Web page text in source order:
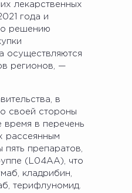
лекарственных
года и
решению
осуществляются
регионов, —
в
своей стороны
время в перечень
рассеянным
препаратов,
(L04AA), что
кладрибин,
терифлуномид.